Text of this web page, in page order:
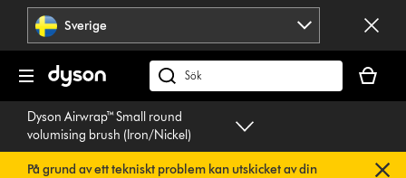
Hoppa
navigering
Sverige
Sök
på
dyson.se
är
tom
Dyson Airwrap™ Small round
volumising brush (Iron/Nickel)
På grund av ett tekniskt problem kan utskicket av din